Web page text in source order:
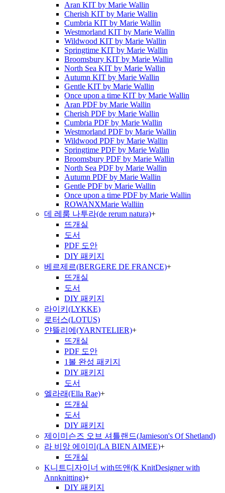
Aran KIT by Marie Wallin
Cherish KIT by Marie Wallin
Cumbria KIT by Marie Wallin
Westmorland KIT by Marie Wallin
Wildwood KIT by Marie Wallin
Springtime KIT by Marie Wallin
Broomsbury KIT by Marie Wallin
North Sea KIT by Marie Wallin
Autumn KIT by Marie Wallin
Gentle KIT by Marie Wallin
Once upon a time KIT by Marie Wallin
Aran PDF by Marie Wallin
Cherish PDF by Marie Wallin
Cumbria PDF by Marie Wallin
Westmorland PDF by Marie Wallin
Wildwood PDF by Marie Wallin
Springtime PDF by Marie Wallin
Broomsbury PDF by Marie Wallin
North Sea PDF by Marie Wallin
Autumn PDF by Marie Wallin
Gentle PDF by Marie Wallin
Once upon a time PDF by Marie Wallin
ROWANXMarie Walliin
데 레룸 나투라(de rerum natura)+
뜨개실
도서
PDF 도안
DIY 패키지
베르제르(BERGERE DE FRANCE)+
뜨개실
도서
DIY 패키지
라이키(LYKKE)
로터스(LOTUS)
얀뜰리에(YARNTELIER)+
뜨개실
PDF 도안
1볼 완성 패키지
DIY 패키지
도서
엘라래(Ella Rae)+
뜨개실
도서
DIY 패키지
제이미슨즈 오브 셔틀랜드(Jamieson's Of Shetland)
라 비앙 에이미(LA BIEN AIMEE)+
뜨개실
K니트디자이너 with뜨앤(K KnitDesigner with
Annknitting)+
DIY 패키지